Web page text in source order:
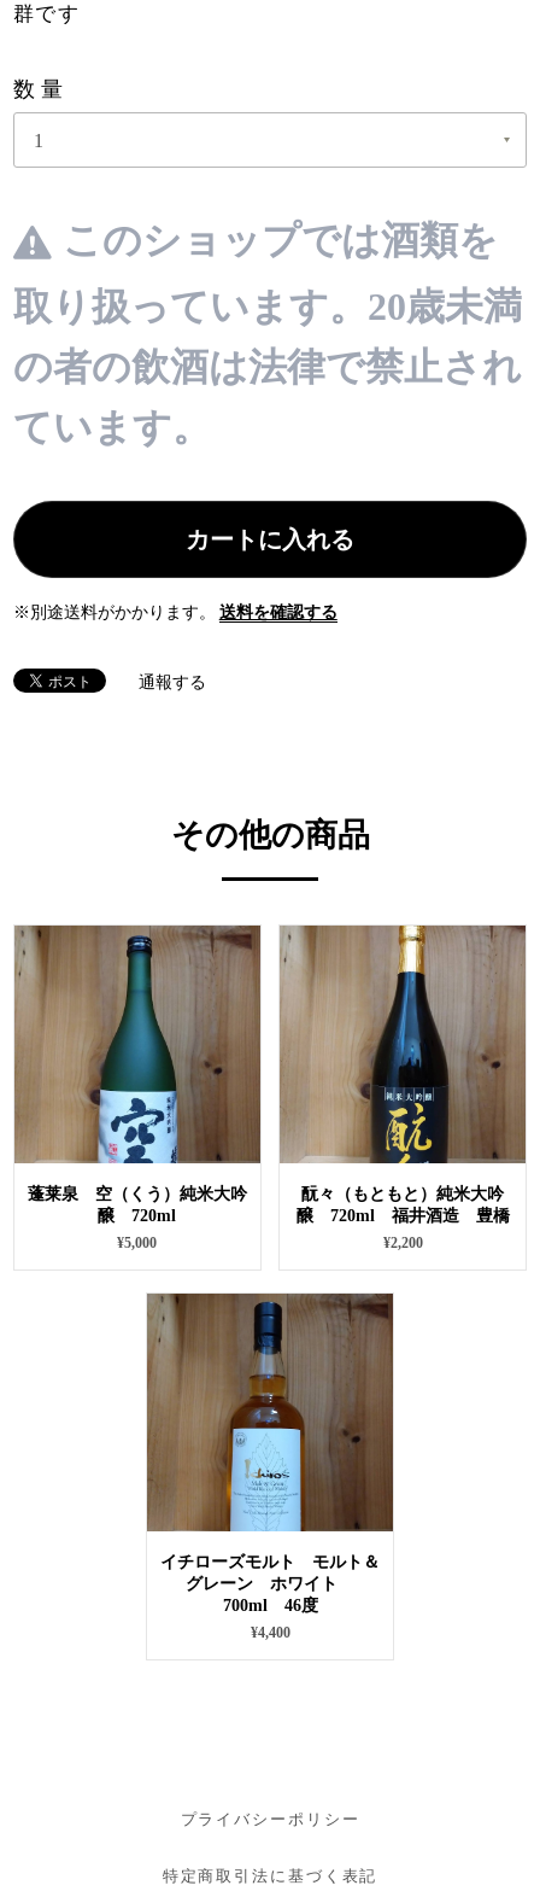
群です
数量
このショップでは酒類を
取り扱っています。20歳未満
の者の飲酒は法律で禁止され
ています。
カートに入れる
※別途送料がかかります。 送料を確認する
通報する
その他の商品
蓬莱泉 空（くう）純米大吟
醸 720ml
¥5,000
酛々（もともと）純米大吟
醸 720ml 福井酒造 豊橋
¥2,200
イチローズモルト モルト＆
グレーン ホワイト
700ml 46度
¥4,400
プライバシーポリシー
特定商取引法に基づく表記